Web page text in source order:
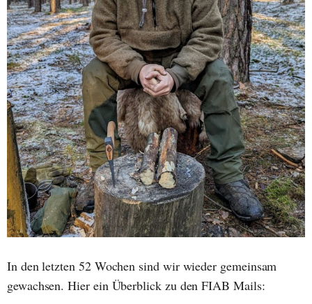
In den letzten 52 Wochen sind wir wieder gemeinsam
gewachsen. Hier ein Überblick zu den FIAB Mails: